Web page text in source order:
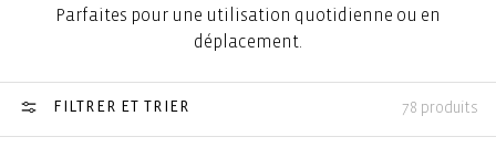
Parfaites pour une utilisation quotidienne ou en
déplacement.
FILTRER ET TRIER 78 produits